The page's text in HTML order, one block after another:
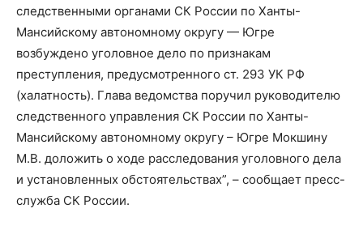
следственными органами СК России по Ханты-
Мансийскому автономному округу — Югре
возбуждено уголовное дело по признакам
преступления, предусмотренного ст. 293 УК РФ
(халатность). Глава ведомства поручил руководителю
следственного управления СК России по Ханты-
Мансийскому автономному округу – Югре Мокшину
М.В. доложить о ходе расследования уголовного дела
и установленных обстоятельствах”, – сообщает пресс-
служба СК России.